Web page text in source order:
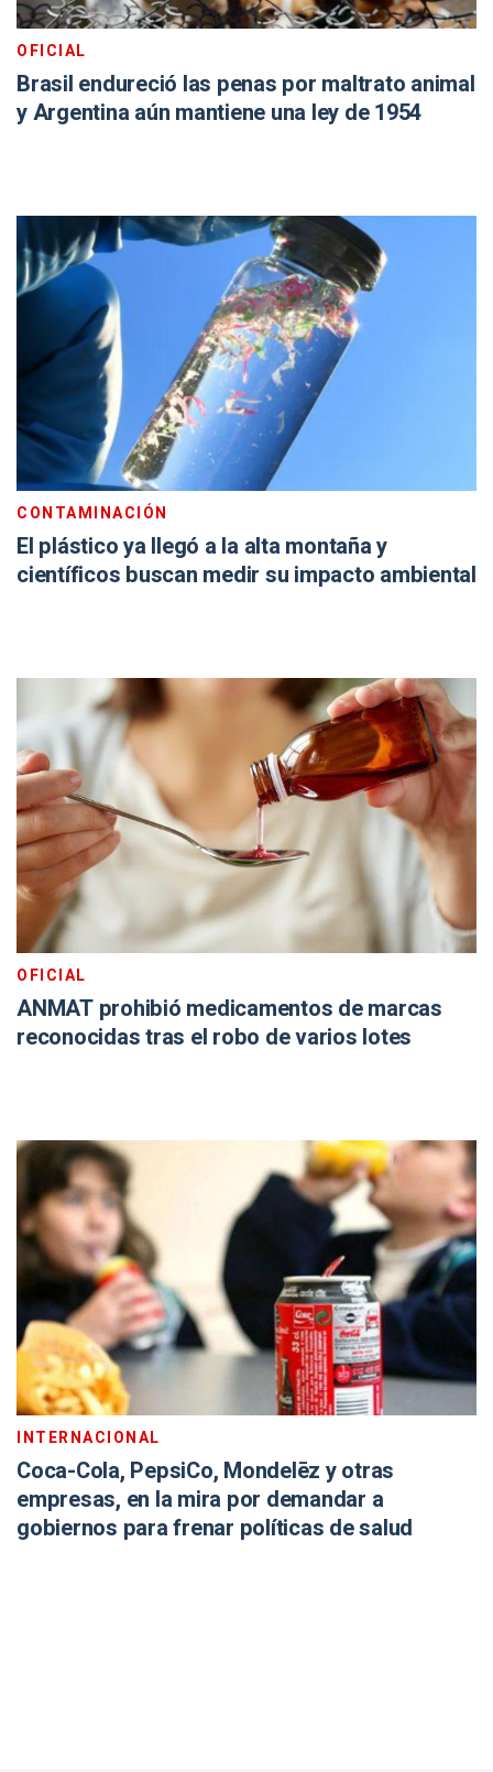
OFICIAL
Brasil endureció las penas por maltrato animal
y Argentina aún mantiene una ley de 1954
CONTAMINACIÓN
El plástico ya llegó a la alta montaña y
científicos buscan medir su impacto ambiental
OFICIAL
ANMAT prohibió medicamentos de marcas
reconocidas tras el robo de varios lotes
INTERNACIONAL
Coca-Cola, PepsiCo, Mondelēz y otras
empresas, en la mira por demandar a
gobiernos para frenar políticas de salud